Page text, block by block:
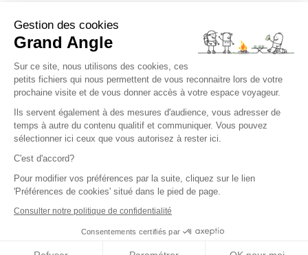
Gestion des cookies
Grand Angle
Sur ce site, nous utilisons des cookies, ces
petits fichiers qui nous permettent de vous reconnaitre lors de votre
prochaine visite et de vous donner accès à votre espace voyageur.
Ils servent également à des mesures d'audience, vous adresser de
temps à autre du contenu qualitif et communiquer. Vous pouvez
sélectionner ici ceux que vous autorisez à rester ici.
C'est d'accord?
Pour modifier vos préférences par la suite, cliquez sur le lien
'Préférences de cookies' situé dans le pied de page.
Consulter notre politique de confidentialité
Consentements certifiés par
Quel est mon niveau?
Charte éthique du voyageur
Être bien assuré
Français
Informations légales
Politique de confidentialité
Gestion des cookies